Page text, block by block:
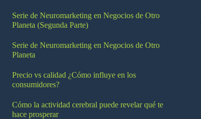
Serie de Neuromarketing en Negocios de Otro
Planeta (Segunda Parte)
Serie de Neuromarketing en Negocios de Otro
Planeta
Precio vs calidad ¿Cómo influye en los
consumidores?
Cómo la actividad cerebral puede revelar qué te
hace prosperar